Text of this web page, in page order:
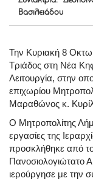
Βασιλειάδου
Την Κυριακή 8
Τριάδος στη Νέα
Λειτουργία, στην
επιχωρίου
Μαραθώνος κ.
Ο Μητροπολίτης
εργασίες της
προσκλήθηκε από
Πανοσιολογιώτατο
ιερούργησε με την